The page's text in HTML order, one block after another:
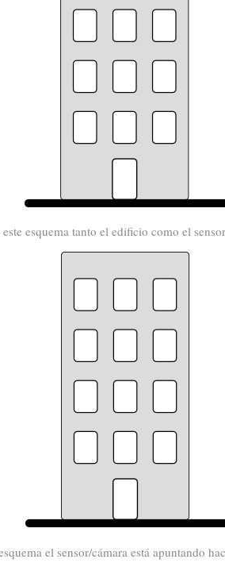
este esquema tanto el edificio como el
el sensor/cámara está apuntando